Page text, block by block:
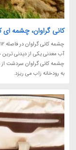
کانی گراوان، چشمه ای
آب معدنی یکی از دیدنی
چشمه کانی گراوان سردشت
به رودخانه زاب می ریزد.